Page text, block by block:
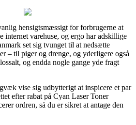
hensigtsmæssigt for forbrugerne at
internet varehuse, og ergo har adskillige
set sig tvunget til at nedsætte
– til piger og drenge, og yderligere også
og endda nogle gange yde fragt
vise sig udbytterigt at inspicere et par
efter rabat på Cyan Laser Toner
ordren, så du er sikret at antage den